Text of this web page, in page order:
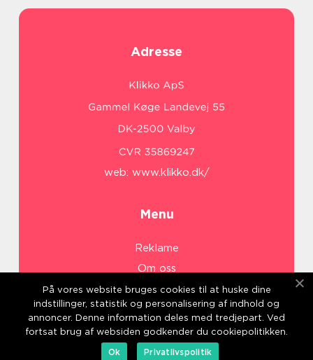
Adresse
web: www.klikko.dk/
Menu
Reklame
Om oss
Cookies
Kontakt Oss
Sitemap
På vores website bruges cookies til at huske dine
indstillinger, statistik og personalisering af indhold og
annoncer. Denne information deles med tredjepart. Ved
fortsat brug af websiden godkender du cookiepolitikken.
Ok
Privatlivspolitik